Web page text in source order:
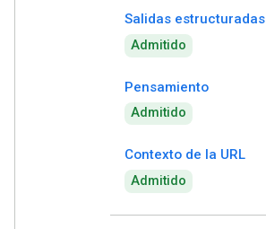
Salidas estructuradas
Admitido
Pensamiento
Admitido
Contexto de la URL
Admitido